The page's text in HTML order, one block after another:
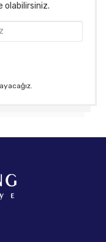
olabilirsiniz.